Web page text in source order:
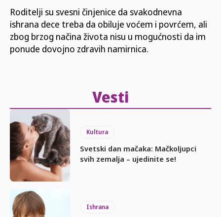
Roditelji su svesni činjenice da svakodnevna
ishrana dece treba da obiluje voćem i povrćem, ali
zbog brzog načina života nisu u mogućnosti da im
ponude dovojno zdravih namirnica.
Vesti
Kultura
Svetski dan mačaka: Mačkoljupci
svih zemalja – ujedinite se!
Ishrana